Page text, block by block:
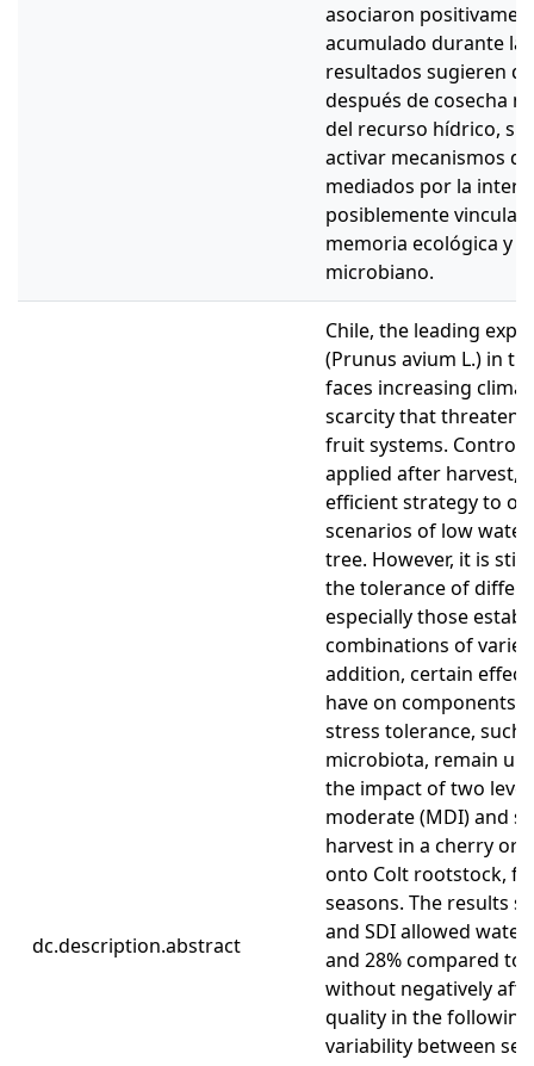
asociaron
acumulado durante
resultados sugieren
después de cosecha
del recurso hídrico,
activar mecanismos
mediados por la
posiblemente
memoria ecológica y
microbiano.
dc.description.abstract
Chile, the leading
(Prunus avium L.) in
faces increasing
scarcity that threaten
fruit systems.
applied after harvest,
efficient strategy to
scenarios of low
tree. However, it is
the tolerance of
especially those
combinations of
addition, certain
have on components
stress tolerance, such
microbiota, remain
the impact of two
moderate (MDI) and
harvest in a cherry
onto Colt rootstock,
seasons. The results
and SDI allowed
and 28% compared
without negatively
quality in the
variability between